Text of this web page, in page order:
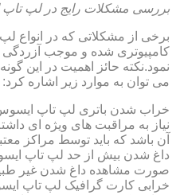
بررسی مشکلات رایج در لپ
برخی از مشکلاتی که در انواع
کامپیوتری شده و موجب آزردگی
نمود.نکته حائز اهمیت در این
می توان به موارد زیر اشاره کرد:
خراب شدن باتری لپ تاپ
نیاز به مراقبت های ویژه ای
آن باشد که باید توسط مراکز
داغ شدن بیش از حد لپ تاپ
صورت مشاهده داغ شدن غیر
خرابی کارت گرافیک لپ تاپ